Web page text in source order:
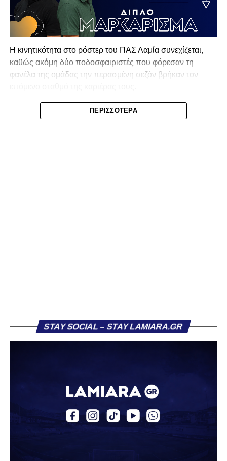
Η κινητικότητα στο ρόστερ του ΠΑΣ Λαμία συνεχίζεται,
καθώς ακόμη δύο ποδοσφαιριστές που φόρεσαν τη
φανέλα της ομάδας την περασμένη σεζόν βρήκαν τον
Ο λόγος για τον Βασίλη Τρούμπουλο και τον Χρυσόστομο
Στάγκο, οι οποίοι θα συνεχίσουν μαζί την ποδοσφαιρική
«Ο Α.Ο. Σαρωνικός Αναβύσσου ανακοινώνει την
περσινή σεζόν πραγματοποίησε γεμάτη χρονιά στη Γ’
Στο παρελθόν αγωνίστηκε στην ΑΕΚ Β’, με την οποία
κατέγραψε 10 συμμετοχές στη Super League 2, καθώς
επίσης σε Εθνικό και Ζάκυνθο. Ξεκίνησε την καριέρα του
ΠΕΡΙΣΣΌΤΕΡΑ
STAY SOCIAL – STAY LAMIARA.GR